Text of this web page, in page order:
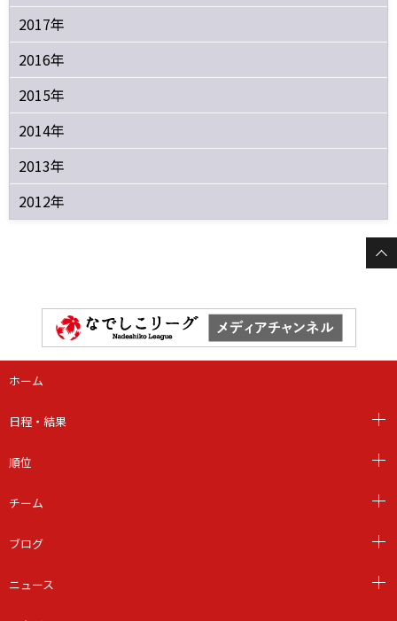
2017年
2016年
2015年
2014年
2013年
2012年
ホーム
日程・結果
順位
チーム
ブログ
ニュース